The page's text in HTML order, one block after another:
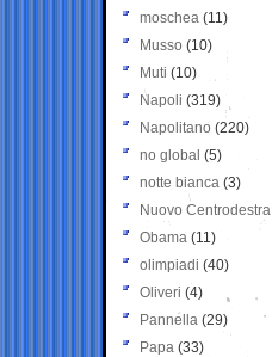
moschea (11)
Musso (10)
Muti (10)
Napoli (319)
Napolitano (220)
no global (5)
notte bianca (3)
Nuovo Centrodestra
Obama (11)
olimpiadi (40)
Oliveri (4)
Pannella (29)
Papa (33)